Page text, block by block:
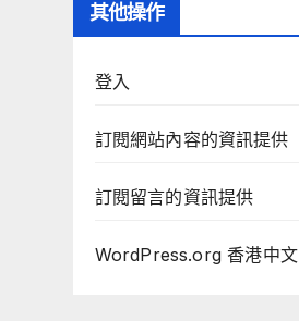
其他操作
登入
訂閱網站內容的資訊提供
訂閱留言的資訊提供
WordPress.org 香港中文